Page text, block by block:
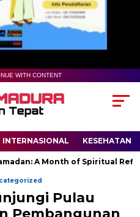
WITH CONTENT
INTERNASIONAL KESEHATAN
A Month of Spiritual
Pulau